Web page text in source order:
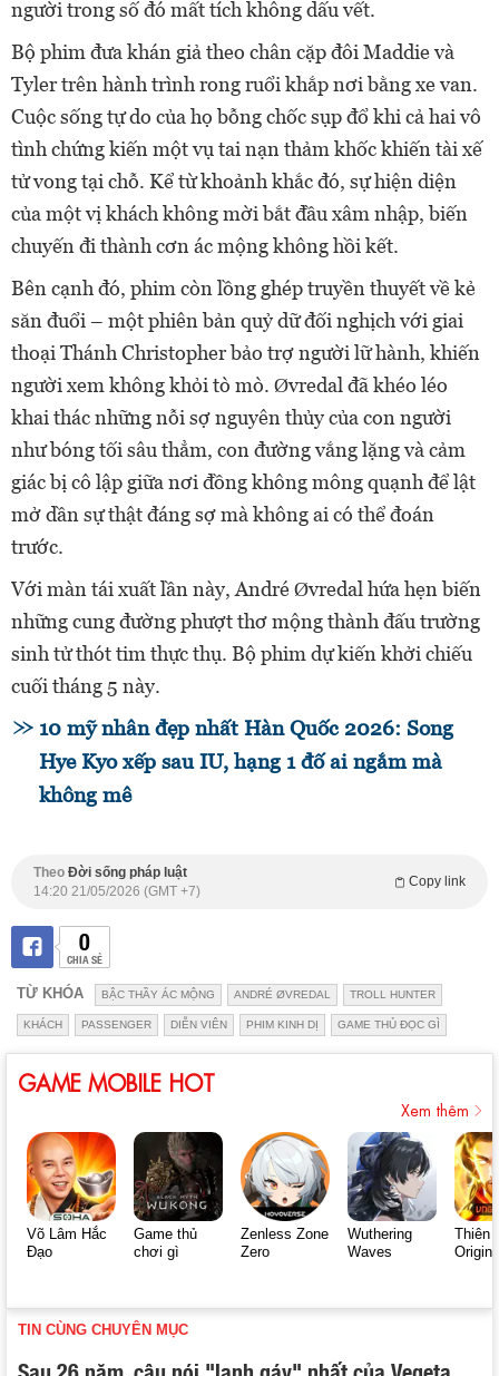
người trong số đó mất tích không dấu vết.
Bộ phim đưa khán giả theo chân cặp đôi Maddie và
Tyler trên hành trình rong ruổi khắp nơi bằng xe van.
Cuộc sống tự do của họ bỗng chốc sụp đổ khi cả hai vô
tình chứng kiến một vụ tai nạn thảm khốc khiến tài xế
tử vong tại chỗ. Kể từ khoảnh khắc đó, sự hiện diện
của một vị khách không mời bắt đầu xâm nhập, biến
chuyến đi thành cơn ác mộng không hồi kết.
Bên cạnh đó, phim còn lồng ghép truyền thuyết về kẻ
săn đuổi – một phiên bản quỷ dữ đối nghịch với giai
thoại Thánh Christopher bảo trợ người lữ hành, khiến
người xem không khỏi tò mò. Øvredal đã khéo léo
khai thác những nỗi sợ nguyên thủy của con người
như bóng tối sâu thẳm, con đường vắng lặng và cảm
giác bị cô lập giữa nơi đồng không mông quạnh để lật
mở dần sự thật đáng sợ mà không ai có thể đoán
trước.
Với màn tái xuất lần này, André Øvredal hứa hẹn biến
những cung đường phượt thơ mộng thành đấu trường
sinh tử thót tim thực thụ. Bộ phim dự kiến khởi chiếu
cuối tháng 5 này.
10 mỹ nhân đẹp nhất Hàn Quốc 2026: Song
Hye Kyo xếp sau IU, hạng 1 đố ai ngắm mà
không mê
Theo Đời sống pháp luật
Copy link
14:20 21/05/2026 (GMT +7)
0
CHIA SẺ
TỪ KHÓA BẬC THẦY ÁC MỘNG ANDRÉ ØVREDAL TROLL HUNTER
KHÁCH PASSENGER DIỄN VIÊN PHIM KINH DỊ GAME THỦ ĐỌC GÌ
GAME MOBILE HOT
Xem thêm
Võ Lâm Hắc
Đạo
Game thủ
chơi gì
Zenless Zone
Zero
Wuthering
Waves
Thiên
Origin
TIN CÙNG CHUYÊN MỤC